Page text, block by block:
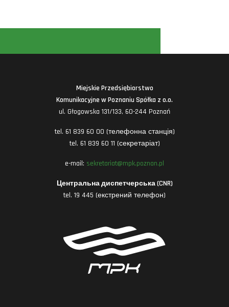
Miejskie Przedsiębiorstwo
Komunikacyjne w Poznaniu Spółka z o.o.
ul. Głogowska 131/133, 60-244 Poznań
tel. 61 839 60 00 (телефонна станція)
tel. 61 839 60 11 (секретаріат)
e-mail: sekretariat@mpk.poznan.pl
Центральна диспетчерська (CNR)
tel. 19 445 (екстрений телефон)